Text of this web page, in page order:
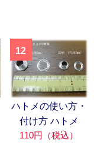
12
ハトメの使い方・
付け方 ハトメ
110円（税込）